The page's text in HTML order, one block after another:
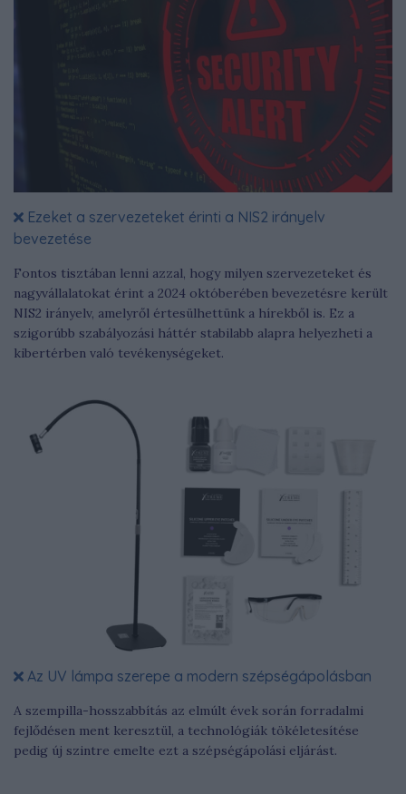
Ezeket a szervezeteket érinti a NIS2 irányelv
bevezetése
Fontos tisztában lenni azzal, hogy milyen szervezeteket és
nagyvállalatokat érint a 2024 októberében bevezetésre került
NIS2 irányelv, amelyről értesülhettünk a hírekből is. Ez a
szigorúbb szabályozási háttér stabilabb alapra helyezheti a
kibertérben való tevékenységeket.
Az UV lámpa szerepe a modern szépségápolásban
A szempilla-hosszabbítás az elmúlt évek során forradalmi
fejlődésen ment keresztül, a technológiák tökéletesítése
pedig új szintre emelte ezt a szépségápolási eljárást.